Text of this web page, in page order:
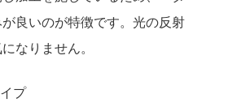
良いのが特徴です。光の反射
なりません。
プ